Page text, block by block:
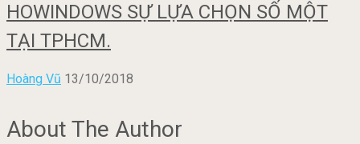
HOWINDOWS SỰ LỰA CHỌN SỐ MỘT
TẠI TPHCM.
Hoàng Vũ 13/10/2018
About The Author